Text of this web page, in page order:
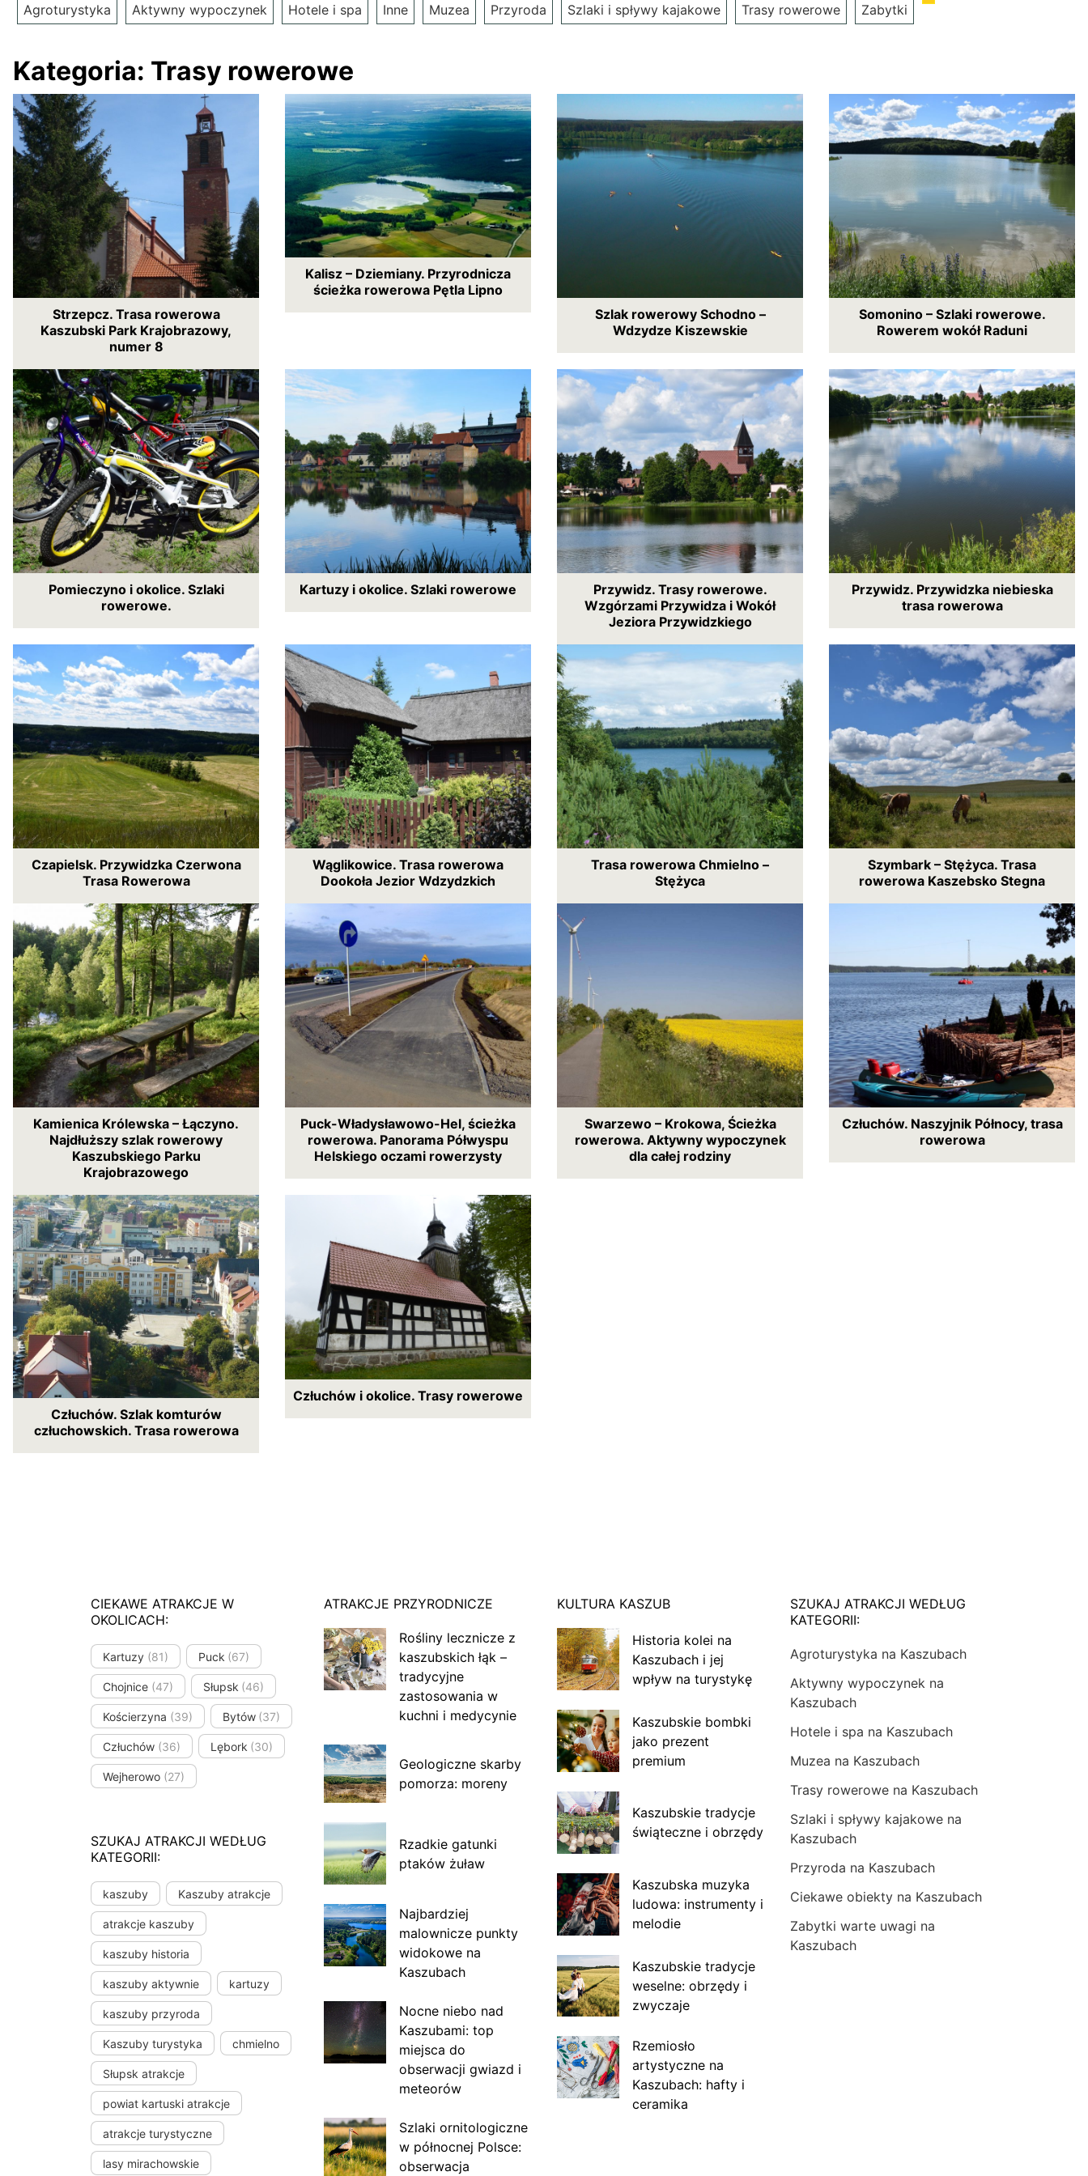
Agroturystyka Aktywny wypoczynek Hotele i spa Inne Muzea Przyroda Szlaki i spływy kajakowe Trasy rowerowe Zabytki
Kategoria: Trasy rowerowe
Strzepcz. Trasa rowerowa
Kaszubski Park Krajobrazowy,
numer 8
Kalisz – Dziemiany. Przyrodnicza
ścieżka rowerowa Pętla Lipno
Szlak rowerowy Schodno –
Wdzydze Kiszewskie
Somonino – Szlaki rowerowe.
Rowerem wokół Raduni
Pomieczyno i okolice. Szlaki
rowerowe.
Kartuzy i okolice. Szlaki rowerowe
Przywidz. Trasy rowerowe.
Wzgórzami Przywidza i Wokół
Jeziora Przywidzkiego
Przywidz. Przywidzka niebieska
trasa rowerowa
Czapielsk. Przywidzka Czerwona
Trasa Rowerowa
Wąglikowice. Trasa rowerowa
Dookoła Jezior Wdzydzkich
Trasa rowerowa Chmielno –
Stężyca
Szymbark – Stężyca. Trasa
rowerowa Kaszebsko Stegna
Kamienica Królewska – Łączyno.
Najdłuższy szlak rowerowy
Kaszubskiego Parku
Krajobrazowego
Puck-Władysławowo-Hel, ścieżka
rowerowa. Panorama Półwyspu
Helskiego oczami rowerzysty
Swarzewo – Krokowa, Ścieżka
rowerowa. Aktywny wypoczynek
dla całej rodziny
Człuchów. Naszyjnik Północy, trasa
rowerowa
Człuchów. Szlak komturów
człuchowskich. Trasa rowerowa
Człuchów i okolice. Trasy rowerowe
CIEKAWE ATRAKCJE W
OKOLICACH:
Kartuzy (81) Puck (67)
Chojnice (47) Słupsk (46)
Kościerzyna (39) Bytów (37)
Człuchów (36) Lębork (30)
Wejherowo (27)
SZUKAJ ATRAKCJI WEDŁUG
KATEGORII:
kaszuby Kaszuby atrakcje
atrakcje kaszuby
kaszuby historia
kaszuby aktywnie kartuzy
kaszuby przyroda
Kaszuby turystyka chmielno
Słupsk atrakcje
powiat kartuski atrakcje
atrakcje turystyczne
lasy mirachowskie
ATRAKCJE PRZYRODNICZE
Rośliny lecznicze z
kaszubskich łąk –
tradycyjne
zastosowania w
kuchni i medycynie
Geologiczne skarby
pomorza: moreny
Rzadkie gatunki
ptaków żuław
Najbardziej
malownicze punkty
widokowe na
Kaszubach
Nocne niebo nad
Kaszubami: top
miejsca do
obserwacji gwiazd i
meteorów
Szlaki ornitologiczne
w północnej Polsce:
obserwacja
KULTURA KASZUB
Historia kolei na
Kaszubach i jej
wpływ na turystykę
Kaszubskie bombki
jako prezent
premium
Kaszubskie tradycje
świąteczne i obrzędy
Kaszubska muzyka
ludowa: instrumenty i
melodie
Kaszubskie tradycje
weselne: obrzędy i
zwyczaje
Rzemiosło
artystyczne na
Kaszubach: hafty i
ceramika
SZUKAJ ATRAKCJI WEDŁUG
KATEGORII:
Agroturystyka na Kaszubach
Aktywny wypoczynek na
Kaszubach
Hotele i spa na Kaszubach
Muzea na Kaszubach
Trasy rowerowe na Kaszubach
Szlaki i spływy kajakowe na
Kaszubach
Przyroda na Kaszubach
Ciekawe obiekty na Kaszubach
Zabytki warte uwagi na
Kaszubach